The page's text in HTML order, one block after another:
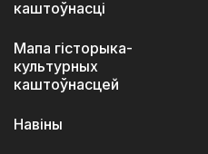
каштоўнасці
Мапа гісторыка-
культурных
каштоўнасцей
Навіны